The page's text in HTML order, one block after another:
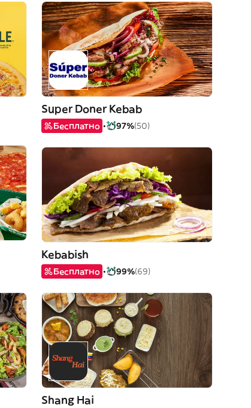
Super Doner Kebab
Бесплатно 97%(50)
Kebabish
Бесплатно 99%(69)
Shang Hai